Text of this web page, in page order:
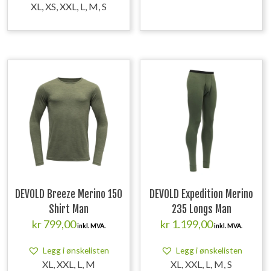
XL, XS, XXL, L, M, S
DEVOLD Breeze Merino 150
Shirt Man
kr799,00inkl. MVA.
Legg i ønskelisten
XL, XXL, L, M
DEVOLD Expedition Merino
235 Longs Man
kr 1.199,00inkl. MVA.
Legg i ønskelisten
XL, XXL, L, M, S